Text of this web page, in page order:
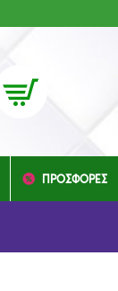
ΠΡΟΣΦΟΡΕΣ